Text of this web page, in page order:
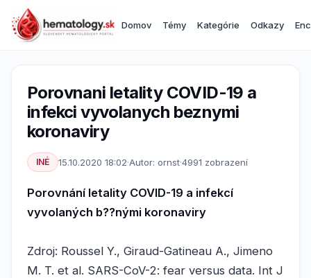
Domov Témy Kategórie Odkazy
Porovnani letality COVID-19 a
infekci vyvolanych beznymi
koronaviry
INÉ 15.10.2020 18:02·Autor: ornst·4991 zobrazení
Porovnání letality COVID-19 a infekcí
vyvolaných b??nými koronaviry
Zdroj: Roussel Y., Giraud-Gatineau A., Jimeno
M. T. et al. SARS-CoV-2: fear versus data. Int J